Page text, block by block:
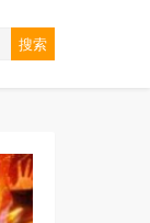
搜索